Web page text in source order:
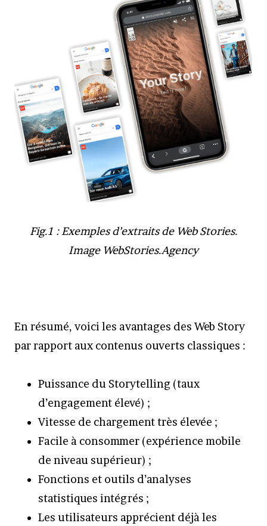
Fig.1 : Exemples d’extraits de Web Stories.
Image WebStories.Agency
En résumé, voici les avantages des Web Story
par rapport aux contenus ouverts classiques :
Puissance du Storytelling (taux
d’engagement élevé) ;
Vitesse de chargement très élevée ;
Facile à consommer (expérience mobile
de niveau supérieur) ;
Fonctions et outils d’analyses
statistiques intégrés ;
Les utilisateurs apprécient déjà les